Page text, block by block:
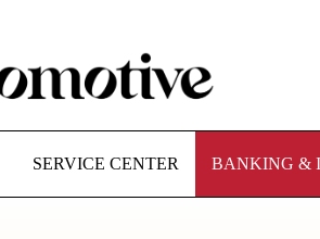
SERVICE CENTER BANKING &